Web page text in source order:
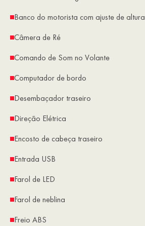
Banco do motorista com ajuste de altura
Câmera de Ré
Comando de Som no Volante
Computador de bordo
Desembaçador traseiro
Direção Elétrica
Encosto de cabeça traseiro
Entrada USB
Farol de LED
Farol de neblina
Freio ABS